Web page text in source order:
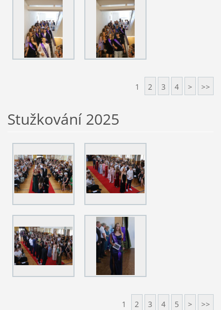
1 2 3 4 > >>
Stužkování 2025
1 2 3 4 5 > >>